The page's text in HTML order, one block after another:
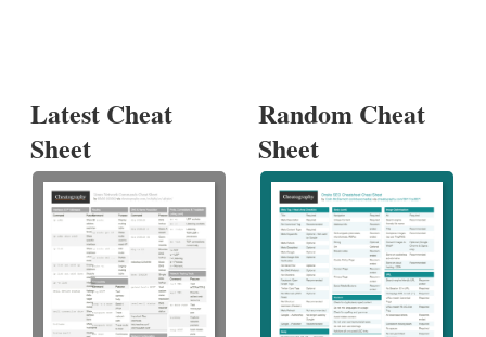
Latest Cheat
Sheet
Random Cheat
Sheet